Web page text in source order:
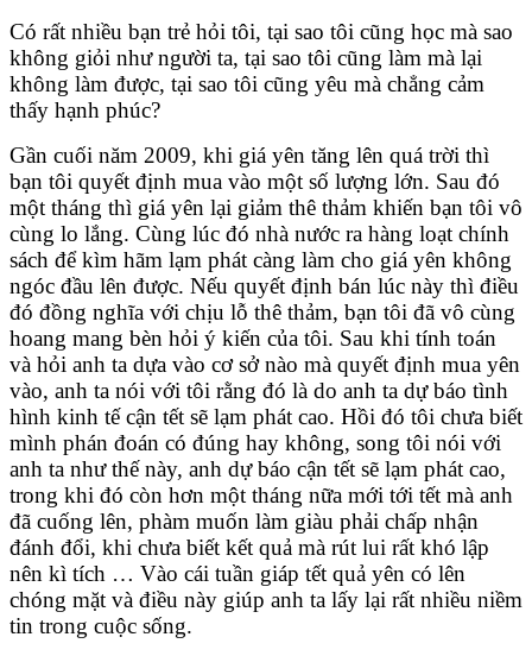
Có rất nhiều bạn trẻ hỏi tôi, tại sao tôi cũng học mà sao
không giỏi như người ta, tại sao tôi cũng làm mà lại
không làm được, tại sao tôi cũng yêu mà chẳng cảm
thấy hạnh phúc?
Gần cuối năm 2009, khi giá yên tăng lên quá trời thì
bạn tôi quyết định mua vào một số lượng lớn. Sau đó
một tháng thì giá yên lại giảm thê thảm khiến bạn tôi vô
cùng lo lắng. Cùng lúc đó nhà nước ra hàng loạt chính
sách để kìm hãm lạm phát càng làm cho giá yên không
ngóc đầu lên được. Nếu quyết định bán lúc này thì điều
đó đồng nghĩa với chịu lỗ thê thảm, bạn tôi đã vô cùng
hoang mang bèn hỏi ý kiến của tôi. Sau khi tính toán
và hỏi anh ta dựa vào cơ sở nào mà quyết định mua yên
vào, anh ta nói với tôi rằng đó là do anh ta dự báo tình
hình kinh tế cận tết sẽ lạm phát cao. Hồi đó tôi chưa biết
mình phán đoán có đúng hay không, song tôi nói với
anh ta như thế này, anh dự báo cận tết sẽ lạm phát cao,
trong khi đó còn hơn một tháng nữa mới tới tết mà anh
đã cuống lên, phàm muốn làm giàu phải chấp nhận
đánh đổi, khi chưa biết kết quả mà rút lui rất khó lập
nên kì tích … Vào cái tuần giáp tết quả yên có lên
chóng mặt và điều này giúp anh ta lấy lại rất nhiều niềm
tin trong cuộc sống.